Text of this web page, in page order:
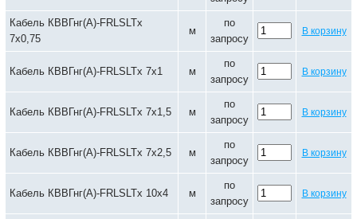
Кабель КВВГнг(А)-FRLSLTx
7х0,75
м
по
запросу
В корзину
Кабель КВВГнг(А)-FRLSLTx 7х1 м
по
запросу
В корзину
Кабель КВВГнг(А)-FRLSLTx 7х1,5 м
по
запросу
В корзину
Кабель КВВГнг(А)-FRLSLTx 7х2,5 м
по
запросу
В корзину
Кабель КВВГнг(А)-FRLSLTx 10х4 м
по
запросу
В корзину